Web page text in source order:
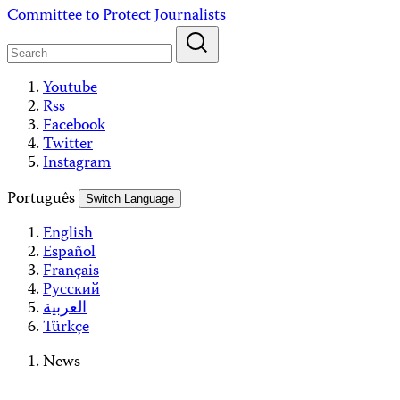
Skip
content
Committee to Protect Journalists
Youtube
Rss
Facebook
Twitter
Instagram
Português
Switch Language
English
Español
Français
Русский
العربية
Türkçe
News